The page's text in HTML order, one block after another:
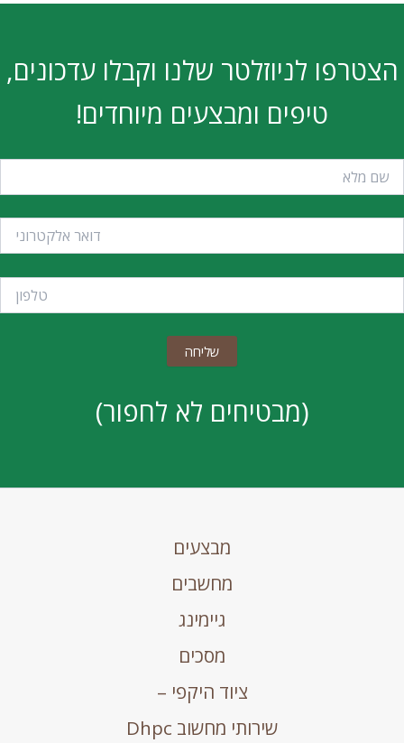
הצטרפו לניוזלטר שלנו וקבלו עדכונים,
טיפים ומבצעים מיוחדים!
(מבטיחים לא לחפור)
מבצעים
מחשבים
גיימינג
מסכים
ציוד היקפי –
שירותי מחשוב Dhpc